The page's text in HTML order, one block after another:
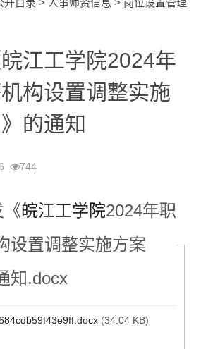
开目录 > 人事师资信息 > 岗位设置管理
江工学院2024年
构设置调整实施
的通知
744
皖江工学院2024年职
设置调整实施方案
知.docx
(34.04 KB)